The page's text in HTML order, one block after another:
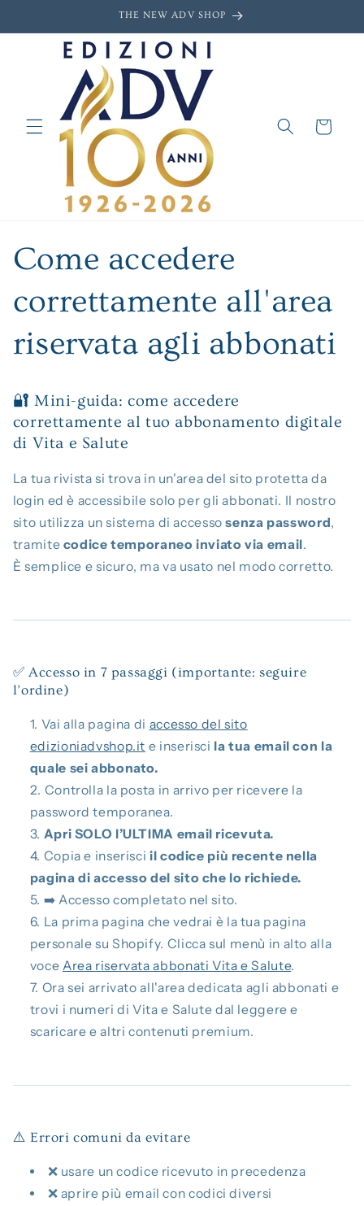
THE NEW ADV SHOP
Cart
Come accedere
correttamente all'area
riservata agli abbonati
🔐 Mini-guida: come accedere
correttamente al tuo abbonamento digitale
di Vita e Salute
La tua rivista si trova in un'area del sito protetta da
login ed è accessibile solo per gli abbonati. Il nostro
sito utilizza un sistema di accessosenza password,
tramite codice temporaneo inviato via email.
È semplice e sicuro, ma va usato nel modo corretto.
✅ Accesso in 7 passaggi (importante: seguire
l’ordine)
Vai alla pagina di accesso del sito
edizioniadvshop.it e inserisci la tua email con la
quale sei abbonato.
Controlla la posta in arrivo per ricevere la
password temporanea.
Apri SOLO l’ULTIMA email ricevuta.
Copia e inserisci il codice più recente nella
pagina di accesso del sito che lo richiede.
➡️ Accesso completato nel sito.
La prima pagina che vedrai è la tua pagina
personale su Shopify. Clicca sul menù in alto alla
voce Area riservata abbonati Vita e Salute.
Ora sei arrivato all'area dedicata agli abbonati e
trovi i numeri di Vita e Salute dal leggere e
scaricare e altri contenuti premium.
⚠️ Errori comuni da evitare
❌ usare un codice ricevuto in precedenza
❌ aprire più email con codici diversi